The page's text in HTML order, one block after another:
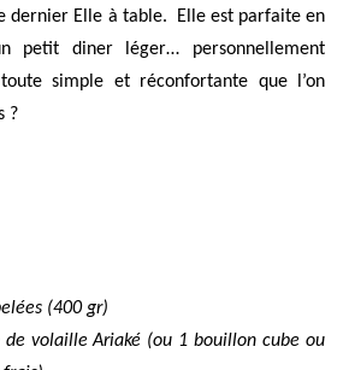
dernier Elle à table.
Elle est parfaite en
petit diner léger… personnellement
simple et réconfortante que l’on
?
(400 gr)
volaille Ariaké (ou 1 bouillon cube ou